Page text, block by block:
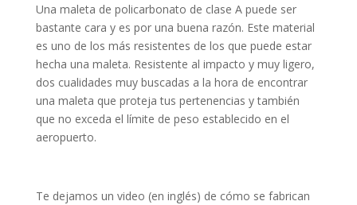
Una maleta de policarbonato de clase A puede ser
bastante cara y es por una buena razón. Este material
es uno de los más resistentes de los que puede estar
hecha una maleta. Resistente al impacto y muy ligero,
dos cualidades muy buscadas a la hora de encontrar
una maleta que proteja tus pertenencias y también
que no exceda el límite de peso establecido en el
aeropuerto.
Te dejamos un video (en inglés) de cómo se fabrican